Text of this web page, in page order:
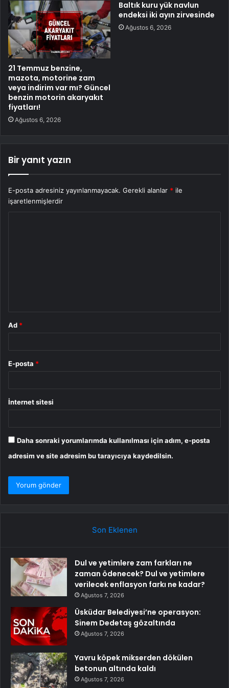
21 Temmuz benzine,
mazota, motorine zam
veya indirim var mı? Güncel
benzin motorin akaryakıt
fiyatları!
Ağustos 6, 2026
Baltık kuru yük navlun
endeksi iki ayın zirvesinde
Ağustos 6, 2026
Bir yanıt yazın
E-posta adresiniz yayınlanmayacak. Gerekli alanlar * ile
işaretlenmişlerdir
Ad *
E-posta *
İnternet sitesi
Daha sonraki yorumlarımda kullanılması için adım, e-posta
adresim ve site adresim bu tarayıcıya kaydedilsin.
Son Eklenen
Dul ve yetimlere zam farkları ne
zaman ödenecek? Dul ve yetimlere
verilecek enflasyon farkı ne kadar?
Ağustos 7, 2026
Üsküdar Belediyesi’ne operasyon:
Sinem Dedetaş gözaltında
Ağustos 7, 2026
Yavru köpek mikserden dökülen
betonun altında kaldı
Ağustos 7, 2026